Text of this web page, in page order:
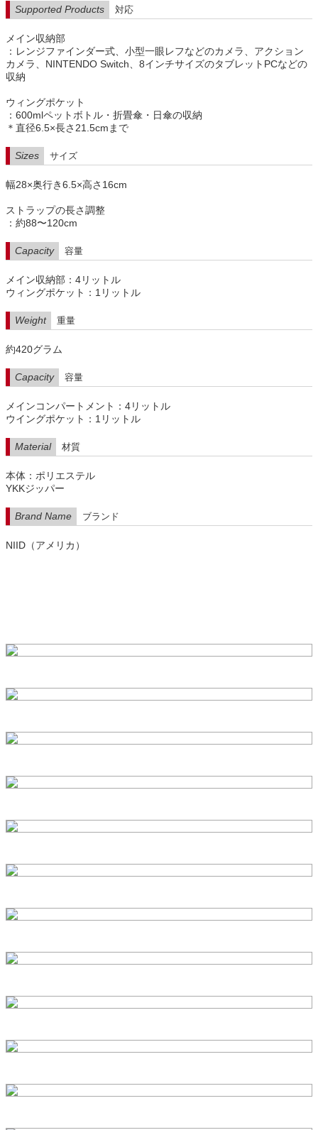
Supported Products 対応
メイン収納部
：レンジファインダー式、小型一眼レフなどのカメラ、アクション
カメラ、NINTENDO Switch、8インチサイズのタブレットPCなどの
収納
ウィングポケット
：600mlペットボトル・折畳傘・日傘の収納
＊直径6.5×長さ21.5cmまで
Sizes サイズ
幅28×奥行き6.5×高さ16cm
ストラップの長さ調整
：約88〜120cm
Capacity 容量
メイン収納部：4リットル
ウィングポケット：1リットル
Weight 重量
約420グラム
Capacity 容量
メインコンパートメント：4リットル
ウイングポケット：1リットル
Material 材質
本体：ポリエステル
YKKジッパー
Brand Name ブランド
NIID（アメリカ）